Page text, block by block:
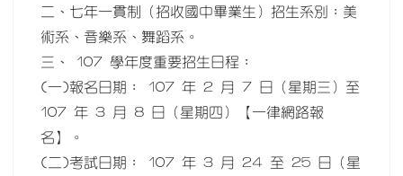
二、七年一貫制（招收國中畢業生）招生系別：美
術系、音樂系、舞蹈系。
三、 107 學年度重要招生日程：
(一)報名日期： 107 年 2 月 7 日（星期三）至
107 年 3 月 8 日（星期四）【一律網路報
名】。
(二)考試日期： 107 年 3 月 24 至 25 日（星